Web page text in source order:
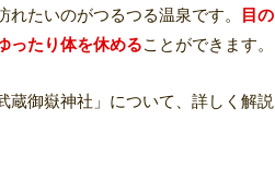
たいのがつるつる温泉です。
目の
ったり体を休めることができます。
蔵御嶽神社」について、詳しく解説